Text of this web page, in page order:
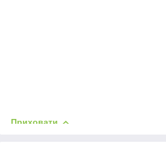
Приховати